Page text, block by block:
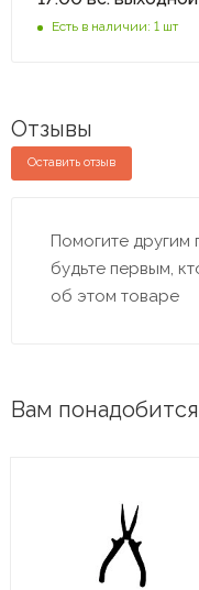
Есть в наличии: 1 шт
Отзывы
Оставить отзыв
Помогите другим
будьте первым,
об этом товаре
Вам понадобится